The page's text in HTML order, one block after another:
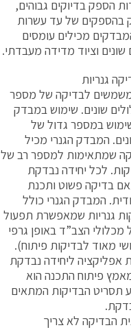
הספק בדיוקים גבוהים,
בהספקים של עד עשרות
מכילים עומסים
שונים וציוד מדידה מעבדתי.
גנריות
לבדיקה של מספר
שונים. שימוש במבדק
במספר גדול של
המבדק הגנרי מכיל
שמתאימות למספר רב של
לכל יחידה נבדקת
בדיקה פשוט ותכנת
המבדק הגנרי כולל
גנריות שמאפשרת תפעול
הצב”ד באופן גרפי
מאוד לבדיקות פיתוח).
אפליקציה ליחידה נבדקת
פיתוח התכנה הוא
תסריט הבדיקות המתאים
הבדיקה לא צריך